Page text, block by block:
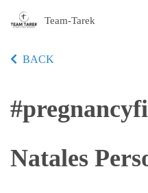
Team-Tarek
BACK
Natales